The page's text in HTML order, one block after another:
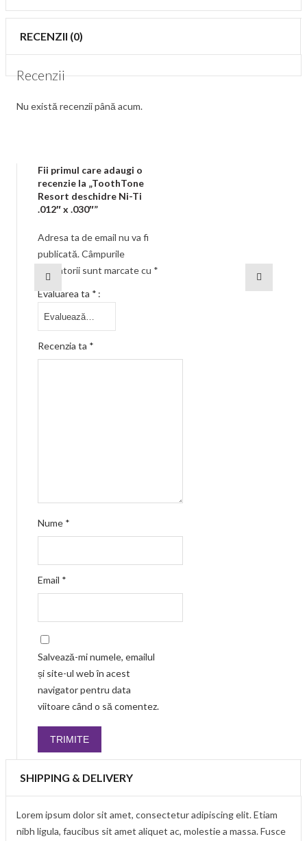
RECENZII (0)
Recenzii
Nu există recenzii până acum.
Fii primul care adaugi o
recenzie la „ToothTone
Resort deschidre Ni-Ti
.012″ x .030″”
Adresa ta de email nu va fi
publicată.Câmpurile
obligatorii sunt marcate cu *
Evaluarea ta *
Recenzia ta *
Nume *
Email *
Salvează-mi numele, emailul
și site-ul web în acest
navigator pentru data
viitoare când o să comentez.
SHIPPING & DELIVERY
Lorem ipsum dolor sit amet, consectetur adipiscing elit. Etiam
nibh ligula, faucibus sit amet aliquet ac, molestie a massa. Fusce